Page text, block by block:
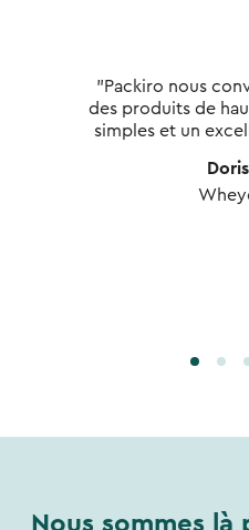
"Packiro nous
des produits de
simples et un